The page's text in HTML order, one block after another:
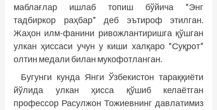
маблағлар ишлаб топиш бўйича “Энг
тадбиркор раҳбар” деб эътироф этилган.
Жаҳон илм-фанини ривожлантиришга қўшган
улкан ҳиссаси учун у киши халқаро “Суқрот”
олтин медали билан мукофотланган.
Бугунги кунда Янги Ўзбекистон тараққиёти
йўлида улкан ҳисса қўшиб келаётган
профессор Расулжон Тожиевнинг давлатимиз